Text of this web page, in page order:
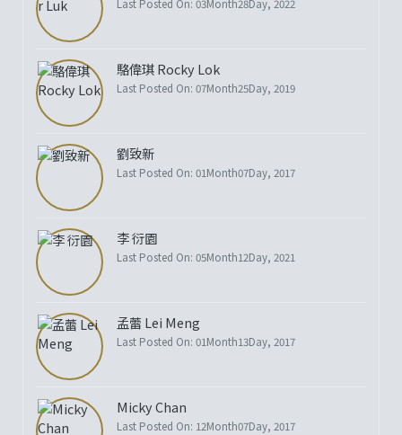
Last Posted On: 03Month28Day, 2022
駱偉琪 Rocky Lok
Last Posted On: 07Month25Day, 2019
劉致新
Last Posted On: 01Month07Day, 2017
李 衍園
Last Posted On: 05Month12Day, 2021
孟蕾 Lei Meng
Last Posted On: 01Month13Day, 2017
Micky Chan
Last Posted On: 12Month07Day, 2017